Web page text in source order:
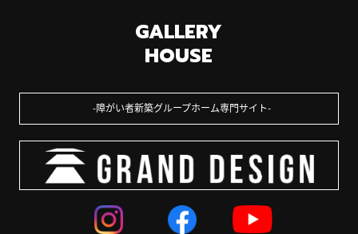
GALLERY
HOUSE
障がい者新築グループホーム専門サイト